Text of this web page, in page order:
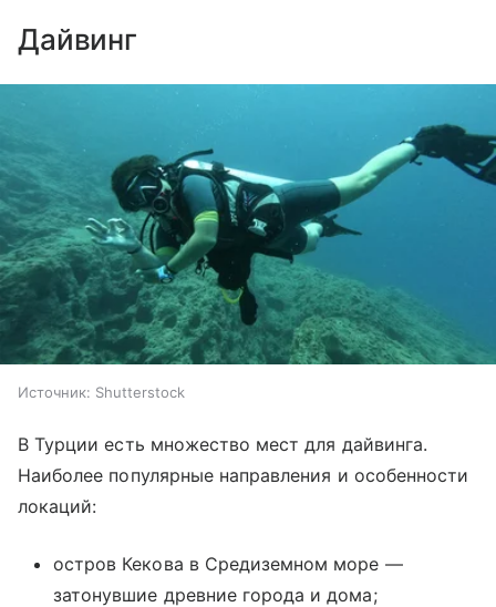
Дайвинг
Источник: Shutterstock
В Турции есть множество мест для дайвинга.
Наиболее популярные направления и особенности
локаций:
остров Кекова в Средиземном море —
затонувшие древние города и дома;